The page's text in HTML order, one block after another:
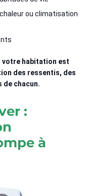
ou climatisation
votre habitation est
des ressentis, des
de chacun.
:
à